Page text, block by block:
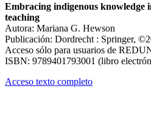
Embracing indigenous knowledge
teaching
Autora: Mariana G. Hewson
Publicación: Dordrecht : Springer,
Acceso sólo para usuarios de
ISBN: 9789401793001 (libro
Acceso texto completo